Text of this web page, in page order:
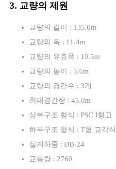
3. 교량의 제원
교량의 길이 : 135.0m
교량의 폭 : 11.4m
교량의 유효폭 : 10.5m
교량의 높이 : 5.6m
교량의 경간수 : 3개
최대경간장 : 45.0m
상부구조 형식 : PSC I형교
하부구조 형식 : T형 교각식
설계하중 : DB-24
교통량 : 2760